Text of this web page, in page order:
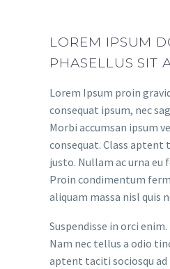
LOREM IPSUM
PHASELLUS SIT
Lorem Ipsum proin
consequat ipsum, nec
Morbi accumsan ipsum
consequat. Class aptent
justo. Nullam ac urna eu
Proin condimentum
aliquam massa nisl quis
Suspendisse in orci
Nam nec tellus a odio
aptent taciti sociosqu